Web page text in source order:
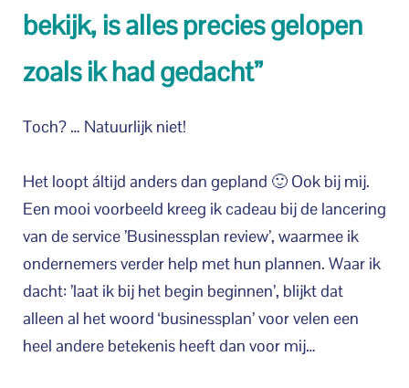
bekijk, is alles precies gelopen
zoals ik had gedacht”
Toch? … Natuurlijk niet!
Het loopt áltijd anders dan gepland 🙂 Ook bij mij.
Een mooi voorbeeld kreeg ik cadeau bij de lancering
van de service ’Businessplan review’, waarmee ik
ondernemers verder help met hun plannen. Waar ik
dacht: ’laat ik bij het begin beginnen’, blijkt dat
alleen al het woord ‘businessplan’ voor velen een
heel andere betekenis heeft dan voor mij…